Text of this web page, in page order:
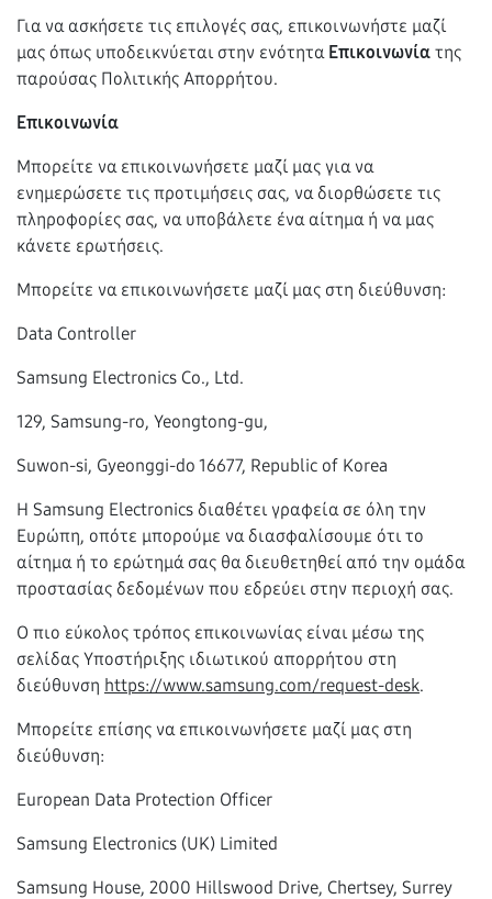
Για να ασκήσετε τις επιλογές σας, επικοινωνήστε μαζί
μας όπως υποδεικνύεται στην ενότητα Επικοινωνία της
παρούσας Πολιτικής Απορρήτου.
Επικοινωνία
Μπορείτε να επικοινωνήσετε μαζί μας για να
ενημερώσετε τις προτιμήσεις σας, να διορθώσετε τις
πληροφορίες σας, να υποβάλετε ένα αίτημα ή να μας
κάνετε ερωτήσεις.
Μπορείτε να επικοινωνήσετε μαζί μας στη διεύθυνση:
Data Controller
Samsung Electronics Co., Ltd.
129, Samsung-ro, Yeongtong-gu,
Suwon-si, Gyeonggi-do 16677, Republic of Korea
Η Samsung Electronics διαθέτει γραφεία σε όλη την
Ευρώπη, οπότε μπορούμε να διασφαλίσουμε ότι το
αίτημα ή το ερώτημά σας θα διευθετηθεί από την ομάδα
προστασίας δεδομένων που εδρεύει στην περιοχή σας.
Ο πιο εύκολος τρόπος επικοινωνίας είναι μέσω της
σελίδας Υποστήριξης ιδιωτικού απορρήτου στη
διεύθυνση https://www.samsung.com/request-desk.
Μπορείτε επίσης να επικοινωνήσετε μαζί μας στη
διεύθυνση:
European Data Protection Officer
Samsung Electronics (UK) Limited
Samsung House, 2000 Hillswood Drive, Chertsey, Surrey